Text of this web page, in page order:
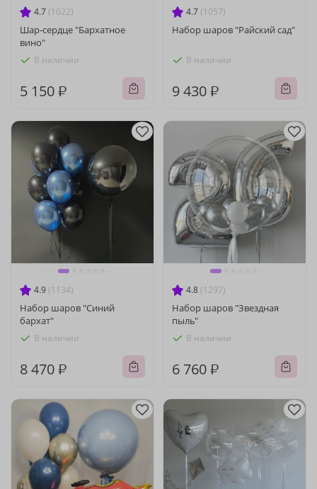
4.7 (1022)
Шар-сердце "Бархатное
вино"
В наличии
5 150 ₽
4.7 (1057)
Набор шаров "Райский сад"
В наличии
9 430 ₽
4.9 (1134)
Набор шаров "Синий
бархат"
В наличии
8 470 ₽
4.8 (1297)
Набор шаров "Звездная
пыль"
В наличии
6 760 ₽